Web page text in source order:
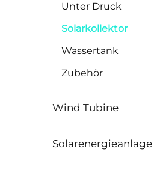
Unter Druck
Solarkollektor
Wassertank
Zubehör
Wind Tubine
Solarenergieanlage